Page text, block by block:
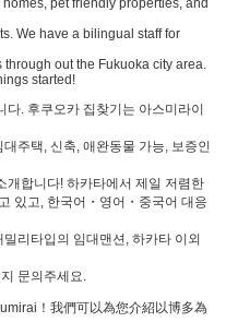
pet friendly properties, and
We have a bilingual staff for
out the Fukuoka city area.
started!
. 후쿠오카 집찾기는 아스미라이
주택, 신축, 애완동물 가능, 보증인
개합니다! 하카타에서 제일 저렴한
있고, 한국어・영어・중국어 대응
리타입의 임대맨션, 하카타 이외
문의주세요.
！我們可以為您介紹以博多為